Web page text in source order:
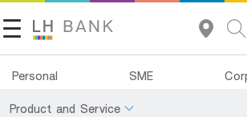
Personal SME
Product and Service